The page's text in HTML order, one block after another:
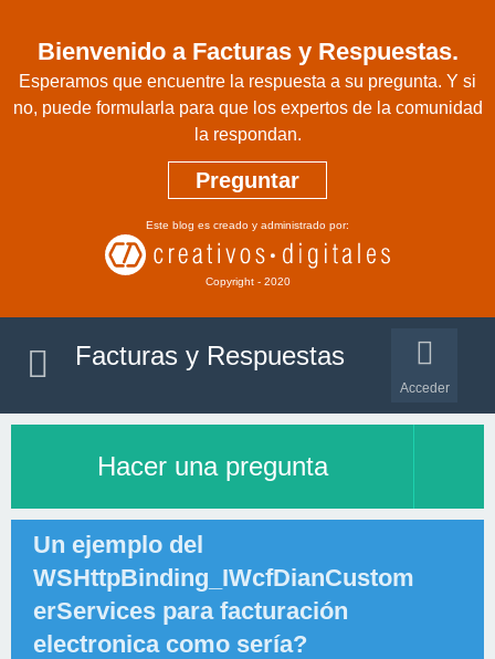
Bienvenido a Facturas y Respuestas.
Esperamos que encuentre la respuesta a su pregunta. Y si
no, puede formularla para que los expertos de la comunidad
la respondan.
Preguntar
Este blog es creado y administrado por:
Copyright - 2020
Acceder
Facturas y Respuestas
Hacer una pregunta
Un ejemplo del
WSHttpBinding_IWcfDianCustom
erServices para facturación
electronica como sería?